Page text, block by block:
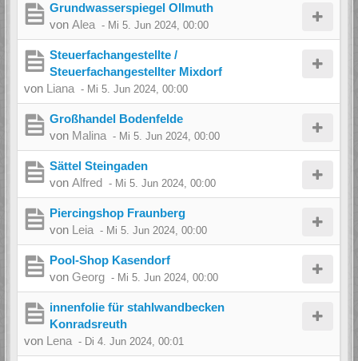
Grundwasserspiegel Ollmuth
von Alea - Mi 5. Jun 2024, 00:00
Steuerfachangestellte /
Steuerfachangestellter Mixdorf
von Liana - Mi 5. Jun 2024, 00:00
Großhandel Bodenfelde
von Malina - Mi 5. Jun 2024, 00:00
Sättel Steingaden
von Alfred - Mi 5. Jun 2024, 00:00
Piercingshop Fraunberg
von Leia - Mi 5. Jun 2024, 00:00
Pool-Shop Kasendorf
von Georg - Mi 5. Jun 2024, 00:00
innenfolie für stahlwandbecken
Konradsreuth
von Lena - Di 4. Jun 2024, 00:01